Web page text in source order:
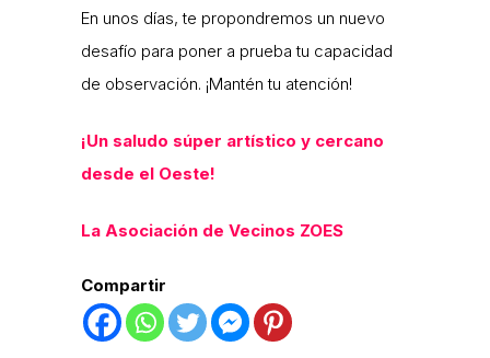
En unos días, te propondremos un nuevo
desafío para poner a prueba tu capacidad
de observación. ¡Mantén tu atención!
¡Un saludo súper artístico y cercano
desde el Oeste!
La Asociación de Vecinos ZOES
Compartir